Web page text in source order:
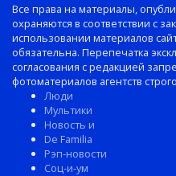
Все права на материалы,
охраняются в соответствии с
использовании материалов
обязательна. Перепечатка
согласования с редакцией
фотоматериалов агентств
Люди
Мультики
Новость и
De Familia
Рэп-новости
Соц-и-ум